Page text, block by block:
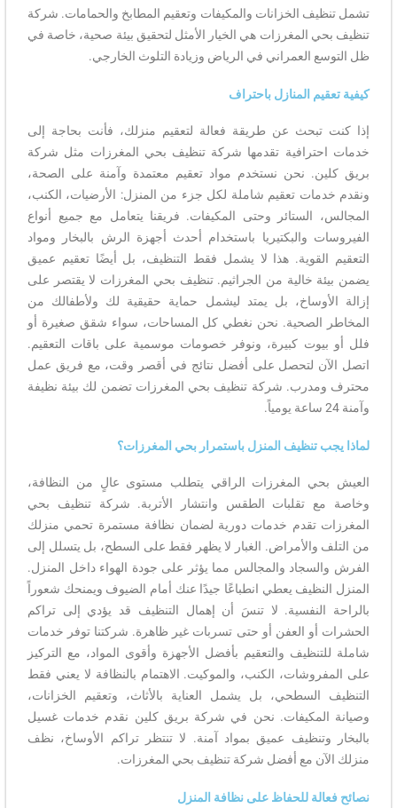
تشمل تنظيف الخزانات والمكيفات وتعقيم المطابخ والحمامات. شركة
تنظيف بحي المغرزات هي الخيار الأمثل لتحقيق بيئة صحية، خاصة في
ظل التوسع العمراني في الرياض وزيادة التلوث الخارجي.
كيفية تعقيم المنازل باحتراف
إذا كنت تبحث عن طريقة فعالة لتعقيم منزلك، فأنت بحاجة إلى
خدمات احترافية تقدمها شركة تنظيف بحي المغرزات مثل شركة
بريق كلين. نحن نستخدم مواد تعقيم معتمدة وآمنة على الصحة،
ونقدم خدمات تعقيم شاملة لكل جزء من المنزل: الأرضيات، الكنب،
المجالس، الستائر وحتى المكيفات. فريقنا يتعامل مع جميع أنواع
الفيروسات والبكتيريا باستخدام أحدث أجهزة الرش بالبخار ومواد
التعقيم القوية. هذا لا يشمل فقط التنظيف، بل أيضًا تعقيم عميق
يضمن بيئة خالية من الجراثيم. تنظيف بحي المغرزات لا يقتصر على
إزالة الأوساخ، بل يمتد ليشمل حماية حقيقية لك ولأطفالك من
المخاطر الصحية. نحن نغطي كل المساحات، سواء شقق صغيرة أو
فلل أو بيوت كبيرة، ونوفر خصومات موسمية على باقات التعقيم.
اتصل الآن لتحصل على أفضل نتائج في أقصر وقت، مع فريق عمل
محترف ومدرب. شركة تنظيف بحي المغرزات تضمن لك بيئة نظيفة
وآمنة 24 ساعة يومياً.
لماذا يجب تنظيف المنزل باستمرار بحي المغرزات؟
العيش بحي المغرزات الراقي يتطلب مستوى عالٍ من النظافة،
وخاصة مع تقلبات الطقس وانتشار الأتربة. شركة تنظيف بحي
المغرزات تقدم خدمات دورية لضمان نظافة مستمرة تحمي منزلك
من التلف والأمراض. الغبار لا يظهر فقط على السطح، بل يتسلل إلى
الفرش والسجاد والمجالس مما يؤثر على جودة الهواء داخل المنزل.
المنزل النظيف يعطي انطباعًا جيدًا عنك أمام الضيوف ويمنحك شعوراً
بالراحة النفسية. لا تنسَ أن إهمال التنظيف قد يؤدي إلى تراكم
الحشرات أو العفن أو حتى تسربات غير ظاهرة. شركتنا توفر خدمات
شاملة للتنظيف والتعقيم بأفضل الأجهزة وأقوى المواد، مع التركيز
على المفروشات، الكنب، والموكيت. الاهتمام بالنظافة لا يعني فقط
التنظيف السطحي، بل يشمل العناية بالأثاث، وتعقيم الخزانات،
وصيانة المكيفات. نحن في شركة بريق كلين نقدم خدمات غسيل
بالبخار وتنظيف عميق بمواد آمنة. لا تنتظر تراكم الأوساخ، نظف
منزلك الآن مع أفضل شركة تنظيف بحي المغرزات.
نصائح فعالة للحفاظ على نظافة المنزل